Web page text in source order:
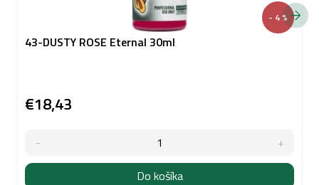
- 4 %
43-DUSTY ROSE Eternal 30ml
€18,43
Do košíka